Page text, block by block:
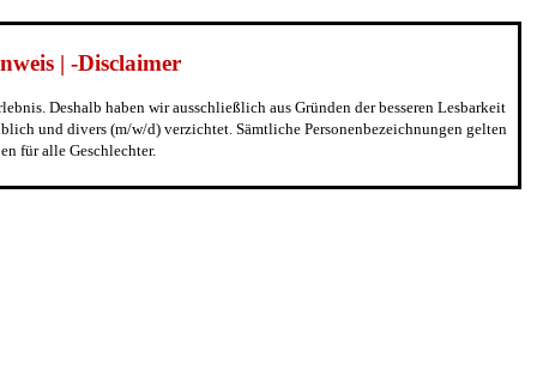
| -Disclaimer
Deshalb haben wir ausschließlich aus Gründen der besseren Lesbarkeit
und divers (m/w/d) verzichtet. Sämtliche Personenbezeichnungen gelten
für alle Geschlechter.